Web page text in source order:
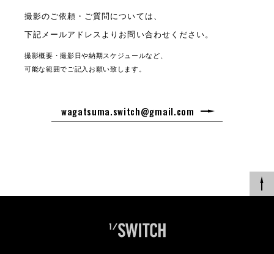
撮影のご依頼・ご質問については、
下記メールアドレスよりお問い合わせください。
撮影概要・撮影日や納期スケジュールなど、
可能な範囲でご記入お願い致します。
wagatsuma.switch@gmail.com